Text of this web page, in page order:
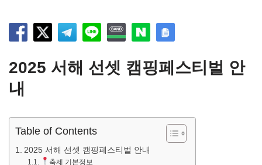
2025 서해 선셋 캠핑페스티벌 안
내
Table of Contents
2025 서해 선셋 캠핑페스티벌 안내
축제 기본정보